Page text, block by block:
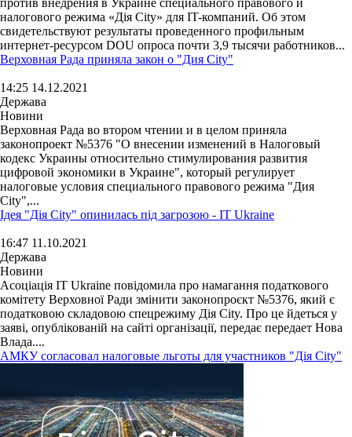
налогового режима «Дія City» для IT-компаний. Об этом
свидетельствуют результаты проведенного профильным
интернет-ресурсом DOU опроса почти 3,9 тысячи работников...
Верховная Рада приняла закон о "Дия City"
14:25 14.12.2021
Держава
Новини
Верховная Рада во втором чтении и в целом приняла
законопроект №5376 "О внесении изменений в Налоговый
кодекс Украины относительно стимулирования развития
цифровой экономики в Украине", который регулирует
налоговые условия специального правового режима "Дия
City",...
Ідея "Дія City" опинилась під загрозою - ІТ Ukraine
16:47 11.10.2021
Держава
Новини
Асоціація ІТ Ukraine повідомила про намагання податкового
комітету Верховної Ради змінити законопроєкт №5376, який є
податковою складовою спецрежиму Дія City. Про це йдеться у
заяві, опублікованій на сайті організації, передає передает Нова
Влада....
АМКУ согласовал налоговые льготы для участников "Дія City"